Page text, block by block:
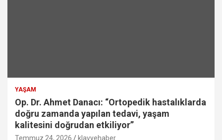
YAŞAM
Op. Dr. Ahmet Danacı: “Ortopedik hastalıklarda
doğru zamanda yapılan tedavi, yaşam
kalitesini doğrudan etkiliyor”
Temmuz 24, 2026 klavyehaber